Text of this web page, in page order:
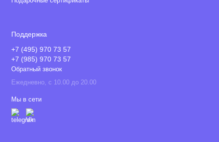
Поддержка
+7 (495) 970 73 57
+7 (985) 970 73 57
Обратный звонок
Ежедневно, с 10.00 до 20.00
Мы в сети